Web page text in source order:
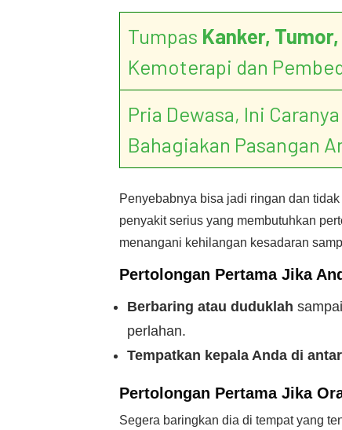
Tumpas Kanker,
Kemoterapi dan
Pria Dewasa, Ini Caranya
Bahagiakan Pasangan
Penyebabnya bisa jadi ringan dan
penyakit serius yang membutuhkan
menangani kehilangan kesadaran
Pertolongan Pertama Jika
Berbaring atau duduklah
perlahan.
Tempatkan kepala Anda di
Pertolongan Pertama Jika
Segera baringkan dia di tempat yang